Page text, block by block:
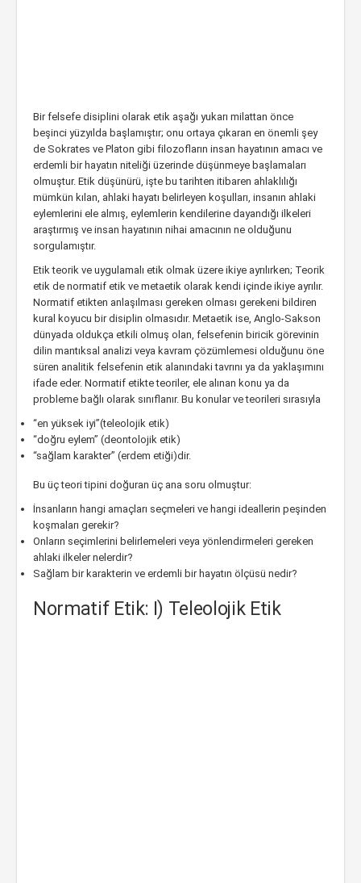
Bir felsefe disiplini olarak etik aşağı yukarı milattan önce
beşinci yüzyılda başlamıştır; onu ortaya çıkaran en önemli şey
de Sokrates ve Platon gibi filozofların insan hayatının amacı ve
erdemli bir hayatın niteliği üzerinde düşünmeye başlamaları
olmuştur. Etik düşünürü, işte bu tarihten itibaren ahlaklılığı
mümkün kılan, ahlaki hayatı belirleyen koşulları, insanın ahlaki
eylemlerini ele almış, eylemlerin kendilerine dayandığı ilkeleri
araştırmış ve insan hayatının nihai amacının ne olduğunu
sorgulamıştır.
Etik teorik ve uygulamalı etik olmak üzere ikiye ayrılırken; Teorik
etik de normatif etik ve metaetik olarak kendi içinde ikiye ayrılır.
Normatif etikten anlaşılması gereken olması gerekeni bildiren
kural koyucu bir disiplin olmasıdır. Metaetik ise, Anglo-Sakson
dünyada oldukça etkili olmuş olan, felsefenin biricik görevinin
dilin mantıksal analizi veya kavram çözümlemesi olduğunu öne
süren analitik felsefenin etik alanındaki tavrını ya da yaklaşımını
ifade eder. Normatif etikte teoriler, ele alınan konu ya da
probleme bağlı olarak sınıflanır. Bu konular ve teorileri sırasıyla
“en yüksek iyi”(teleolojik etik)
“doğru eylem” (deontolojik etik)
“sağlam karakter” (erdem etiği)dir.
Bu üç teori tipini doğuran üç ana soru olmuştur:
İnsanların hangi amaçları seçmeleri ve hangi ideallerin peşinden
koşmaları gerekir?
Onların seçimlerini belirlemeleri veya yönlendirmeleri gereken
ahlaki ilkeler nelerdir?
Sağlam bir karakterin ve erdemli bir hayatın ölçüsü nedir?
Normatif Etik: I) Teleolojik Etik